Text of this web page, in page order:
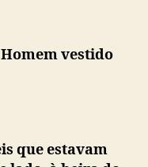
vestido
que estavam